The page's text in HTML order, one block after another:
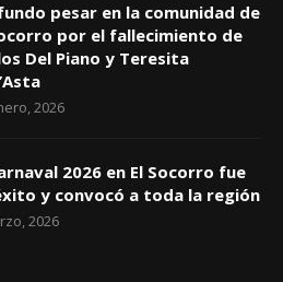
pesar en la comunidad de
por el fallecimiento de
Del Piano y Teresita
2026
2026 en El Socorro fue
y convocó a toda la región
2026